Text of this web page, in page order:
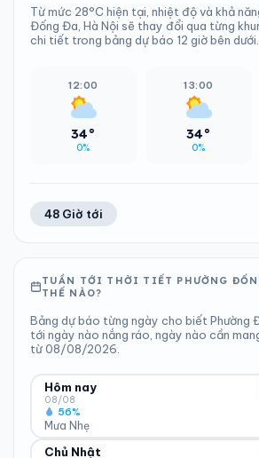
Từ mức 28°C hiện tại, nhiệt độ và khả
Đống Đa, Hà Nội sẽ thay đổi qua từng
chi tiết trong bảng dự báo 12 giờ bên dưới.
12:00
34°
0%
13:00
34°
0%
48 Giờ tới
TUẦN TỚI THỜI TIẾT PHƯỜNG
THẾ NÀO?
Bảng dự báo từng ngày cho biết Phường
tới ngày nào nắng ráo, ngày nào cần
từ 08/08/2026.
Hôm nay
08/08
Mưa Nhẹ
56%
ĐỘ ẨM
Chủ Nhật